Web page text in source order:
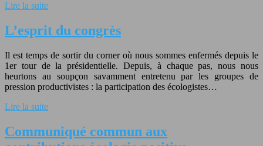
Lire la suite
L’esprit du congrès
Il est temps de sortir du corner où nous sommes enfermés depuis le
1er tour de la présidentielle. Depuis, à chaque pas, nous nous
heurtons au soupçon savamment entretenu par les groupes de
pression productivistes : la participation des écologistes…
Lire la suite
Communiqué commun aux